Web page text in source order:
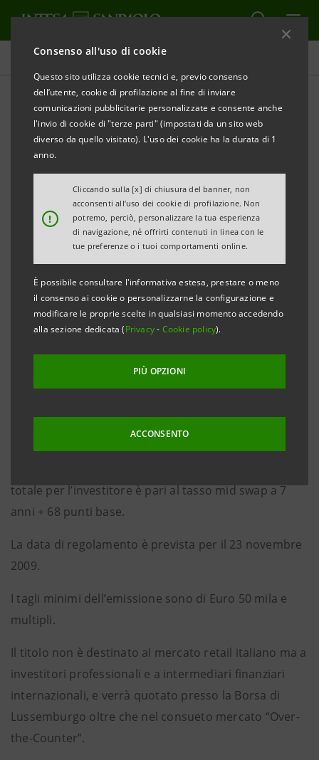
Consenso all'uso di cookie
Questo sito utilizza cookie tecnici e, previo consenso
dell’utente, cookie di profilazione al fine di inviare
comunicazioni pubblicitarie personalizzate e consente anche
l'invio di cookie di "terze parti" (impostati da un sito web
diverso da quello visitato). L'uso dei cookie ha la durata di 1
anno.
!
Cliccando sulla [x] di chiusura del banner, non
acconsenti all’uso dei cookie di profilazione. Non
potremo, perciò, personalizzare la tua esperienza
di navigazione, né offrirti contenuti in linea con le
tue preferenze o i tuoi comportamenti online.
È possibile consultare l'informativa estesa, prestare o meno
il consenso ai cookie o personalizzarne la configurazione e
modificare le proprie scelte in qualsiasi momento accedendo
alla sezione dedicata (Privacy- Cookie policy).
PIÙ OPZIONI
ACCONSENTO
Comunicati stampa
STAMPA AGGIORNA
INTESA SANPAOLO LANCIA NUOVO EUROBOND
BENCHMARK A 7 ANNI PER € 1,5 MILIARDI
lanciato oggi un’emissione obbligazionaria
sull’euromercato per € 1,5 miliardi destinata ai
mercati internazionali.
Si tratta di un bond emesso a valere sul Programma
Euro Medium Term Notes di Intesa Sanpaolo a tasso
fisso a 7 anni.
La cedola, pagabile in via posticipata il 23 novembre
Il prezzo di riofferta è stato fissato in 99,402%.
Tenuto conto del prezzo di riofferta “sotto la pari”, il
totale per l’investitore è pari al tasso mid swap a 7
anni + 68 punti base.
La data di regolamento è prevista per il 23 novembre
2009.
I tagli minimi dell’emissione sono di Euro 50 mila e
multipli.
Il titolo non è destinato al mercato retail italiano ma a
investitori professionali e a intermediari finanziari
internazionali, e verrà quotato presso la Borsa di
Lussemburgo oltre che nel consueto mercato “Over-
the-Counter”.